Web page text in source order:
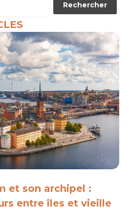
et son archipel :
entre îles et vieille